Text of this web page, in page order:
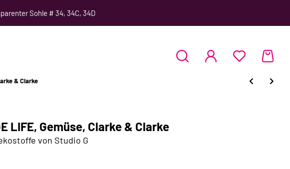
Sohle # 34, 34C, 34D
& Clarke
LIFE, Gemüse, Clarke & Clarke
von Studio G